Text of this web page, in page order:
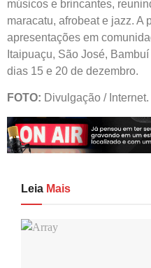
músicos e brincantes,
maracatu, afrobeat e jazz. A
apresentações em
Itaipuaçu, São José,
dias 15 e 20 de dezembro.
FOTO: Divulgação / Internet.
Leia Mais